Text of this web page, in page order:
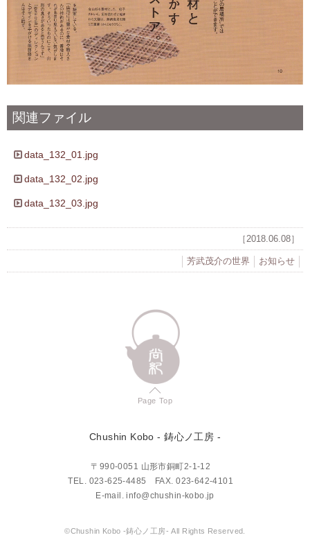
関連ファイル
data_132_01.jpg
data_132_02.jpg
data_132_03.jpg
［2018.06.08］
芳武茂介の世界 お知らせ
Page Top
Chushin Kobo - 鋳心ノ工房 -
〒990-0051 山形市銅町2-1-12
TEL. 023-625-4485
FAX. 023-642-4101
E-mail.info@chushin-kobo.jp
©Chushin Kobo -鋳心ノ工房- All Rights Reserved.